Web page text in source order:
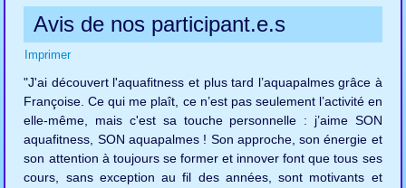
Avis de nos participant.e.s
Imprimer
"J'ai découvert l'aquafitness et plus tard l’aquapalmes grâce à
Françoise. Ce qui me plaît, ce n’est pas seulement l’activité en
elle-même, mais c'est sa touche personnelle : j’aime SON
aquafitness, SON aquapalmes ! Son approche, son énergie et
son attention à toujours se former et innover font que tous ses
cours, sans exception au fil des années, sont motivants et